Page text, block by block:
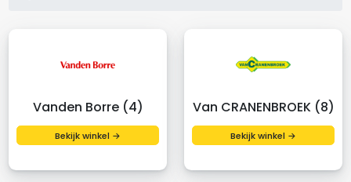
Vanden Borre (4)
Bekijk winkel →
Van CRANENBROEK (8)
Bekijk winkel →